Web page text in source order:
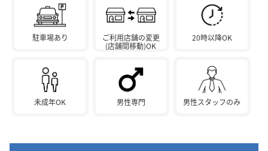
駐車場あり
ご利用店舗の変更
(店舗間移動)OK
20時以降OK
未成年OK 男性専門 男性スタッフのみ